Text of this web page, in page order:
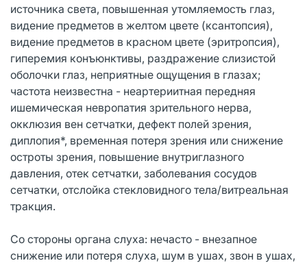
источника света, повышенная утомляемость глаз,
видение предметов в желтом цвете (ксантопсия),
видение предметов в красном цвете (эритропсия),
гиперемия конъюнктивы, раздражение слизистой
оболочки глаз, неприятные ощущения в глазах;
частота неизвестна - неартериитная передняя
ишемическая невропатия зрительного нерва,
окклюзия вен сетчатки, дефект полей зрения,
диплопия*, временная потеря зрения или снижение
остроты зрения, повышение внутриглазного
давления, отек сетчатки, заболевания сосудов
сетчатки, отслойка стекловидного тела/витреальная
тракция.
Со стороны органа слуха: нечасто - внезапное
снижение или потеря слуха, шум в ушах, звон в ушах,